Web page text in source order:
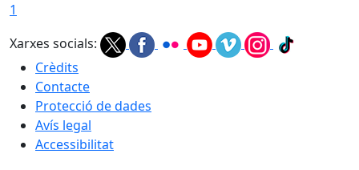
1
Xarxes socials:
Crèdits
Contacte
Protecció de dades
Avís legal
Accessibilitat